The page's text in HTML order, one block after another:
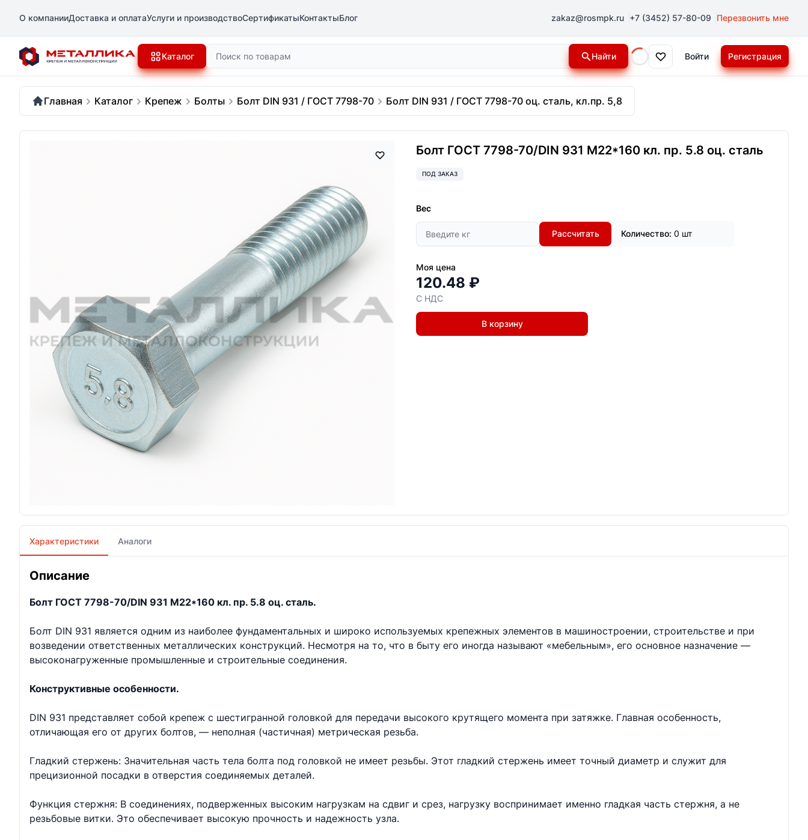
О компанииДоставка и оплатаУслуги и производствоСертификатыКонтактыБлог zakaz@rosmpk.ru +7 (3452) 57-80-09 Перезвонить мне
Каталог Поиск Найти
Loading...
Войти Регистрация
Главная Каталог Крепеж Болты Болт DIN 931 / ГОСТ 7798-70 Болт DIN 931 / ГОСТ 7798-70 оц. сталь, кл.пр. 5,8
Болт ГОСТ 7798-70/DIN 931 М22*160 кл. пр. 5.8 оц. сталь
ПОД ЗАКАЗ
Вес
Рассчитать Количество: 0 шт
Моя цена
120.48 ₽
С НДС
В корзину
Характеристики Аналоги
Описание
Болт ГОСТ 7798-70/DIN 931 М22*160 кл. пр. 5.8 оц. сталь.
Болт DIN 931 является одним из наиболее фундаментальных и широко используемых крепежных элементов в машиностроении, строительстве и при
возведении ответственных металлических конструкций. Несмотря на то, что в быту его иногда называют «мебельным», его основное назначение —
высоконагруженные промышленные и строительные соединения.
Конструктивные особенности.
DIN 931 представляет собой крепеж с шестигранной головкой для передачи высокого крутящего момента при затяжке. Главная особенность,
отличающая его от других болтов, — неполная (частичная) метрическая резьба.
Гладкий стержень: Значительная часть тела болта под головкой не имеет резьбы. Этот гладкий стержень имеет точный диаметр и служит для
прецизионной посадки в отверстия соединяемых деталей.
Функция стержня: В соединениях, подверженных высоким нагрузкам на сдвиг и срез, нагрузку воспринимает именно гладкая часть стержня, а не
резьбовые витки. Это обеспечивает высокую прочность и надежность узла.